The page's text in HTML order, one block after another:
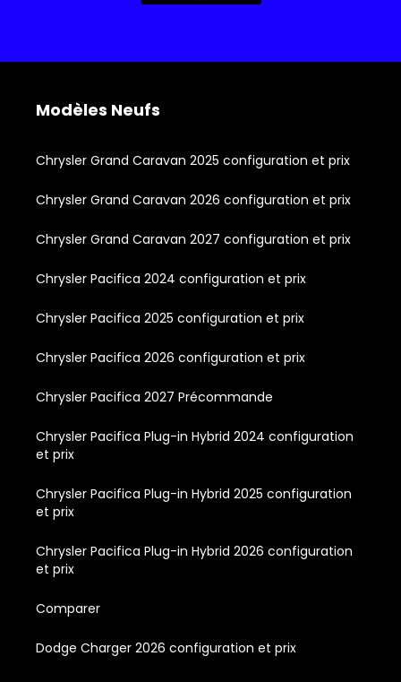
Modèles Neufs
Chrysler Grand Caravan 2025 configuration et prix
Chrysler Grand Caravan 2026 configuration et prix
Chrysler Grand Caravan 2027 configuration et prix
Chrysler Pacifica 2024 configuration et prix
Chrysler Pacifica 2025 configuration et prix
Chrysler Pacifica 2026 configuration et prix
Chrysler Pacifica 2027 Précommande
Chrysler Pacifica Plug-in Hybrid 2024 configuration
et prix
Chrysler Pacifica Plug-in Hybrid 2025 configuration
et prix
Chrysler Pacifica Plug-in Hybrid 2026 configuration
et prix
Comparer
Dodge Charger 2026 configuration et prix